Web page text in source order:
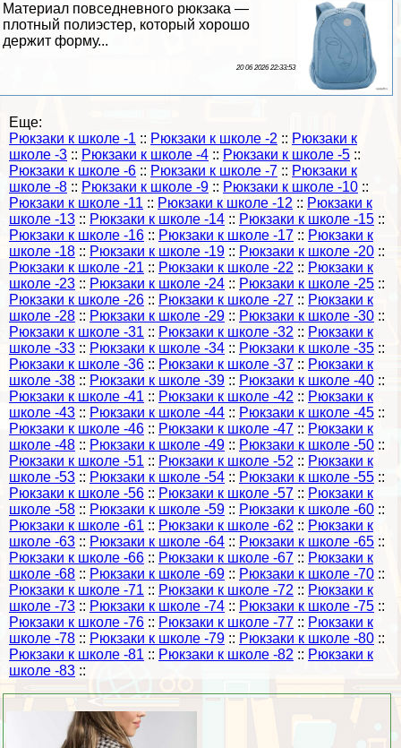
Материал повседневного рюкзака —
плотный полиэстер, который хорошо
держит форму...
20 06 2026 22:33:53
Еще:
Рюкзаки к школе -1 :: Рюкзаки к школе -2 :: Рюкзаки к
школе -3 :: Рюкзаки к школе -4 :: Рюкзаки к школе -5 ::
Рюкзаки к школе -6 :: Рюкзаки к школе -7 :: Рюкзаки к
школе -8 :: Рюкзаки к школе -9 :: Рюкзаки к школе -10 ::
Рюкзаки к школе -11 :: Рюкзаки к школе -12 :: Рюкзаки к
школе -13 :: Рюкзаки к школе -14 :: Рюкзаки к школе -15 ::
Рюкзаки к школе -16 :: Рюкзаки к школе -17 :: Рюкзаки к
школе -18 :: Рюкзаки к школе -19 :: Рюкзаки к школе -20 ::
Рюкзаки к школе -21 :: Рюкзаки к школе -22 :: Рюкзаки к
школе -23 :: Рюкзаки к школе -24 :: Рюкзаки к школе -25 ::
Рюкзаки к школе -26 :: Рюкзаки к школе -27 :: Рюкзаки к
школе -28 :: Рюкзаки к школе -29 :: Рюкзаки к школе -30 ::
Рюкзаки к школе -31 :: Рюкзаки к школе -32 :: Рюкзаки к
школе -33 :: Рюкзаки к школе -34 :: Рюкзаки к школе -35 ::
Рюкзаки к школе -36 :: Рюкзаки к школе -37 :: Рюкзаки к
школе -38 :: Рюкзаки к школе -39 :: Рюкзаки к школе -40 ::
Рюкзаки к школе -41 :: Рюкзаки к школе -42 :: Рюкзаки к
школе -43 :: Рюкзаки к школе -44 :: Рюкзаки к школе -45 ::
Рюкзаки к школе -46 :: Рюкзаки к школе -47 :: Рюкзаки к
школе -48 :: Рюкзаки к школе -49 :: Рюкзаки к школе -50 ::
Рюкзаки к школе -51 :: Рюкзаки к школе -52 :: Рюкзаки к
школе -53 :: Рюкзаки к школе -54 :: Рюкзаки к школе -55 ::
Рюкзаки к школе -56 :: Рюкзаки к школе -57 :: Рюкзаки к
школе -58 :: Рюкзаки к школе -59 :: Рюкзаки к школе -60 ::
Рюкзаки к школе -61 :: Рюкзаки к школе -62 :: Рюкзаки к
школе -63 :: Рюкзаки к школе -64 :: Рюкзаки к школе -65 ::
Рюкзаки к школе -66 :: Рюкзаки к школе -67 :: Рюкзаки к
школе -68 :: Рюкзаки к школе -69 :: Рюкзаки к школе -70 ::
Рюкзаки к школе -71 :: Рюкзаки к школе -72 :: Рюкзаки к
школе -73 :: Рюкзаки к школе -74 :: Рюкзаки к школе -75 ::
Рюкзаки к школе -76 :: Рюкзаки к школе -77 :: Рюкзаки к
школе -78 :: Рюкзаки к школе -79 :: Рюкзаки к школе -80 ::
Рюкзаки к школе -81 :: Рюкзаки к школе -82 :: Рюкзаки к
школе -83 ::